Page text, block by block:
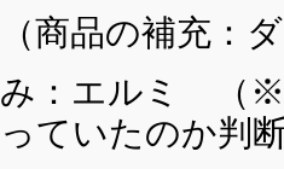
（商品の補充：
み：エルミ （※
っていたのか判